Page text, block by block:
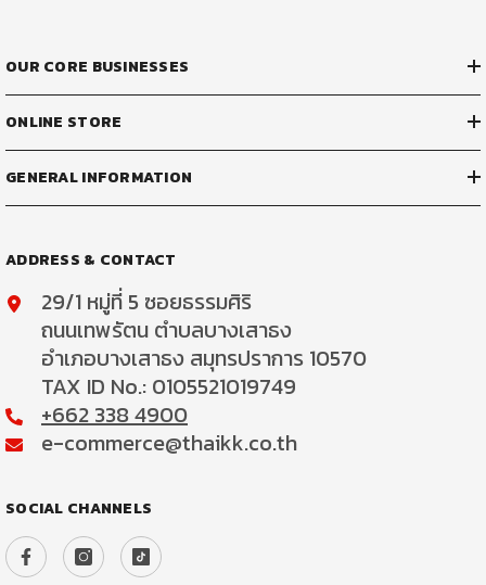
OUR CORE BUSINESSES
ONLINE STORE
GENERAL INFORMATION
ADDRESS & CONTACT
29/1 หมู่ที่ 5 ซอยธรรมศิริ
ถนนเทพรัตน ตำบลบางเสาธง
อำเภอบางเสาธง สมุทรปราการ 10570
TAX ID No.: 0105521019749
+662 338 4900
e-commerce@thaikk.co.th
SOCIAL CHANNELS